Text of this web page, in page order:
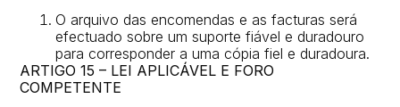
O arquivo das encomendas e as facturas será
efectuado sobre um suporte fiável e duradouro
para corresponder a uma cópia fiel e duradoura.
ARTIGO 15 – LEI APLICÁVEL E FORO
COMPETENTE